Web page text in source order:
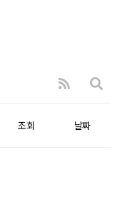
조회 날짜